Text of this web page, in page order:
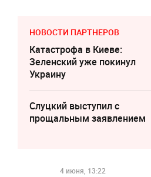
НОВОСТИ ПАРТНЕРОВ
Катастрофа в Киеве:
Зеленский уже покинул
Украину
Слуцкий выступил с
прощальным заявлением
4 июня, 13:22